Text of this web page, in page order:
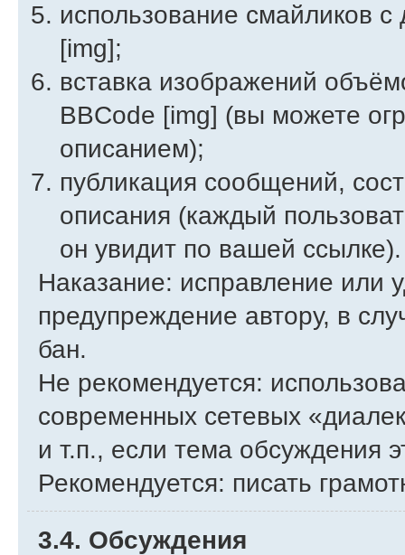
использование смайликов
[img];
вставка изображений
BBCode [img] (вы можете
описанием);
публикация сообщений,
описания (каждый
он увидит по вашей ссылке).
Наказание: исправление или
предупреждение автору, в
бан.
Не рекомендуется:
современных сетевых
и т.п., если тема обсуждения
Рекомендуется: писать
3.4. Обсуждения